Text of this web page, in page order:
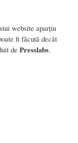
website aparțin
fi făcută decât
de Presslabs.